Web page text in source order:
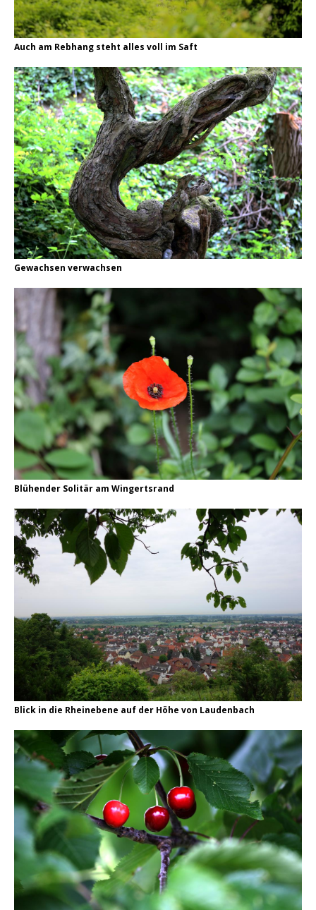
Auch am Rebhang steht alles voll im Saft
Gewachsen verwachsen
Blühender Solitär am Wingertsrand
Blick in die Rheinebene auf der Höhe von Laudenbach